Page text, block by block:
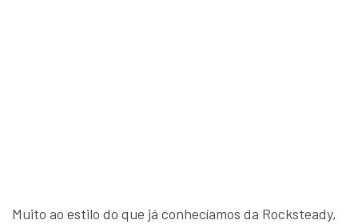
Muito ao estilo do que já conhecíamos da Rocksteady,